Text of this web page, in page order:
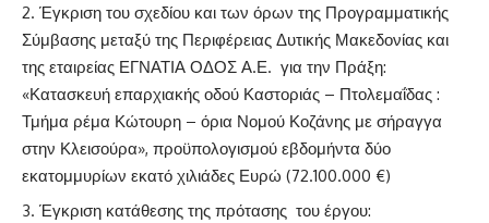
Έγκριση του σχεδίου και των όρων της Προγραμματικής
Σύμβασης μεταξύ της Περιφέρειας Δυτικής Μακεδονίας και
της εταιρείας ΕΓΝΑΤΙΑ ΟΔΟΣ Α.Ε. για την Πράξη:
«Κατασκευή επαρχιακής οδού Καστοριάς – Πτολεμαΐδας :
Τμήμα ρέμα Κώτουρη – όρια Νομού Κοζάνης με σήραγγα
στην Κλεισούρα», προϋπολογισμού εβδομήντα δύο
εκατομμυρίων εκατό χιλιάδες Ευρώ (72.100.000 €)
Έγκριση κατάθεσης της πρότασης του έργου: